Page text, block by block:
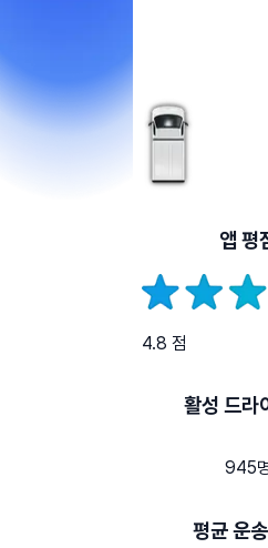
앱 평
4.8 점
활성 드라
945
평균 운